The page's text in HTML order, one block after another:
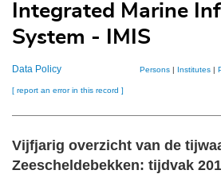
Integrated Marine
System - IMIS
Data Policy Persons | Institutes |
[ report an error in this record ]
Vijfjarig overzicht van de
Zeescheldebekken: tijdvak